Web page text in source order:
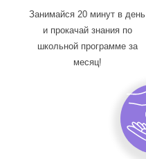
Занимайся 20 минут в день
и прокачай знания по
школьной программе за
месяц!